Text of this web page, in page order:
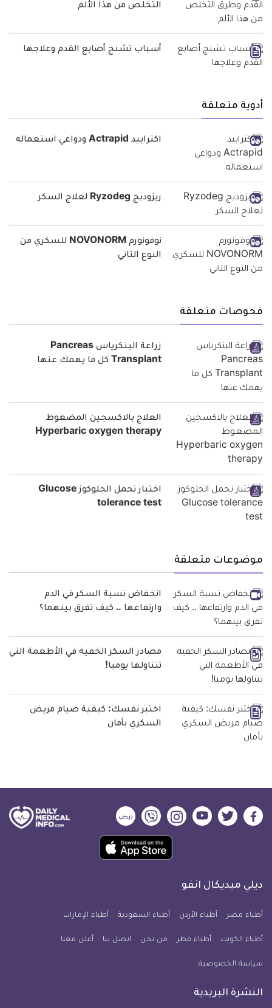
التخلص من هذا الألم
أسباب تشنج أصابع القدم وعلاجها
أدوية متعلقة
اكترابيد Actrapid ودواعي استعماله
ريزوديج Ryzodeg لعلاج السكر
نوفونورم NOVONORM للسكري من
النوع الثاني
فحوصات متعلقة
زراعة البنكرياس Pancreas
Transplant كل ما يهمك عنها
العلاج بالاكسجين المضغوط
Hyperbaric oxygen therapy
اختبار تحمل الجلوكوز Glucose
tolerance test
موضوعات متعلقة
انخفاض نسبة السكر في الدم
وارتفاعها .. كيف تفرق بينهما؟
مصادر السكر الخفية في الأطعمة التي
تتناولها يوميا!
اختبر نفسك: كيفية صيام مريض
السكري بأمان
ديلي
فيسبوك
ديلي
تويتر
ديلي
ميديكال
يوتيوب
ديلي
ميديكال
انفو
ديلي
ميديكال
انفو
ديلي
ميديكال
انفو
حمل
تطبيق
معلومة
للآيفون
ديلي ميديكال انفو
أطباء مصر أطباء الأردن أطباء السعودية أطباء الإمارات
أطباء الكويت أطباء قطر من نحن اتصل بنا أعلن معنا
سياسة الخصوصية
النشرة البريدية